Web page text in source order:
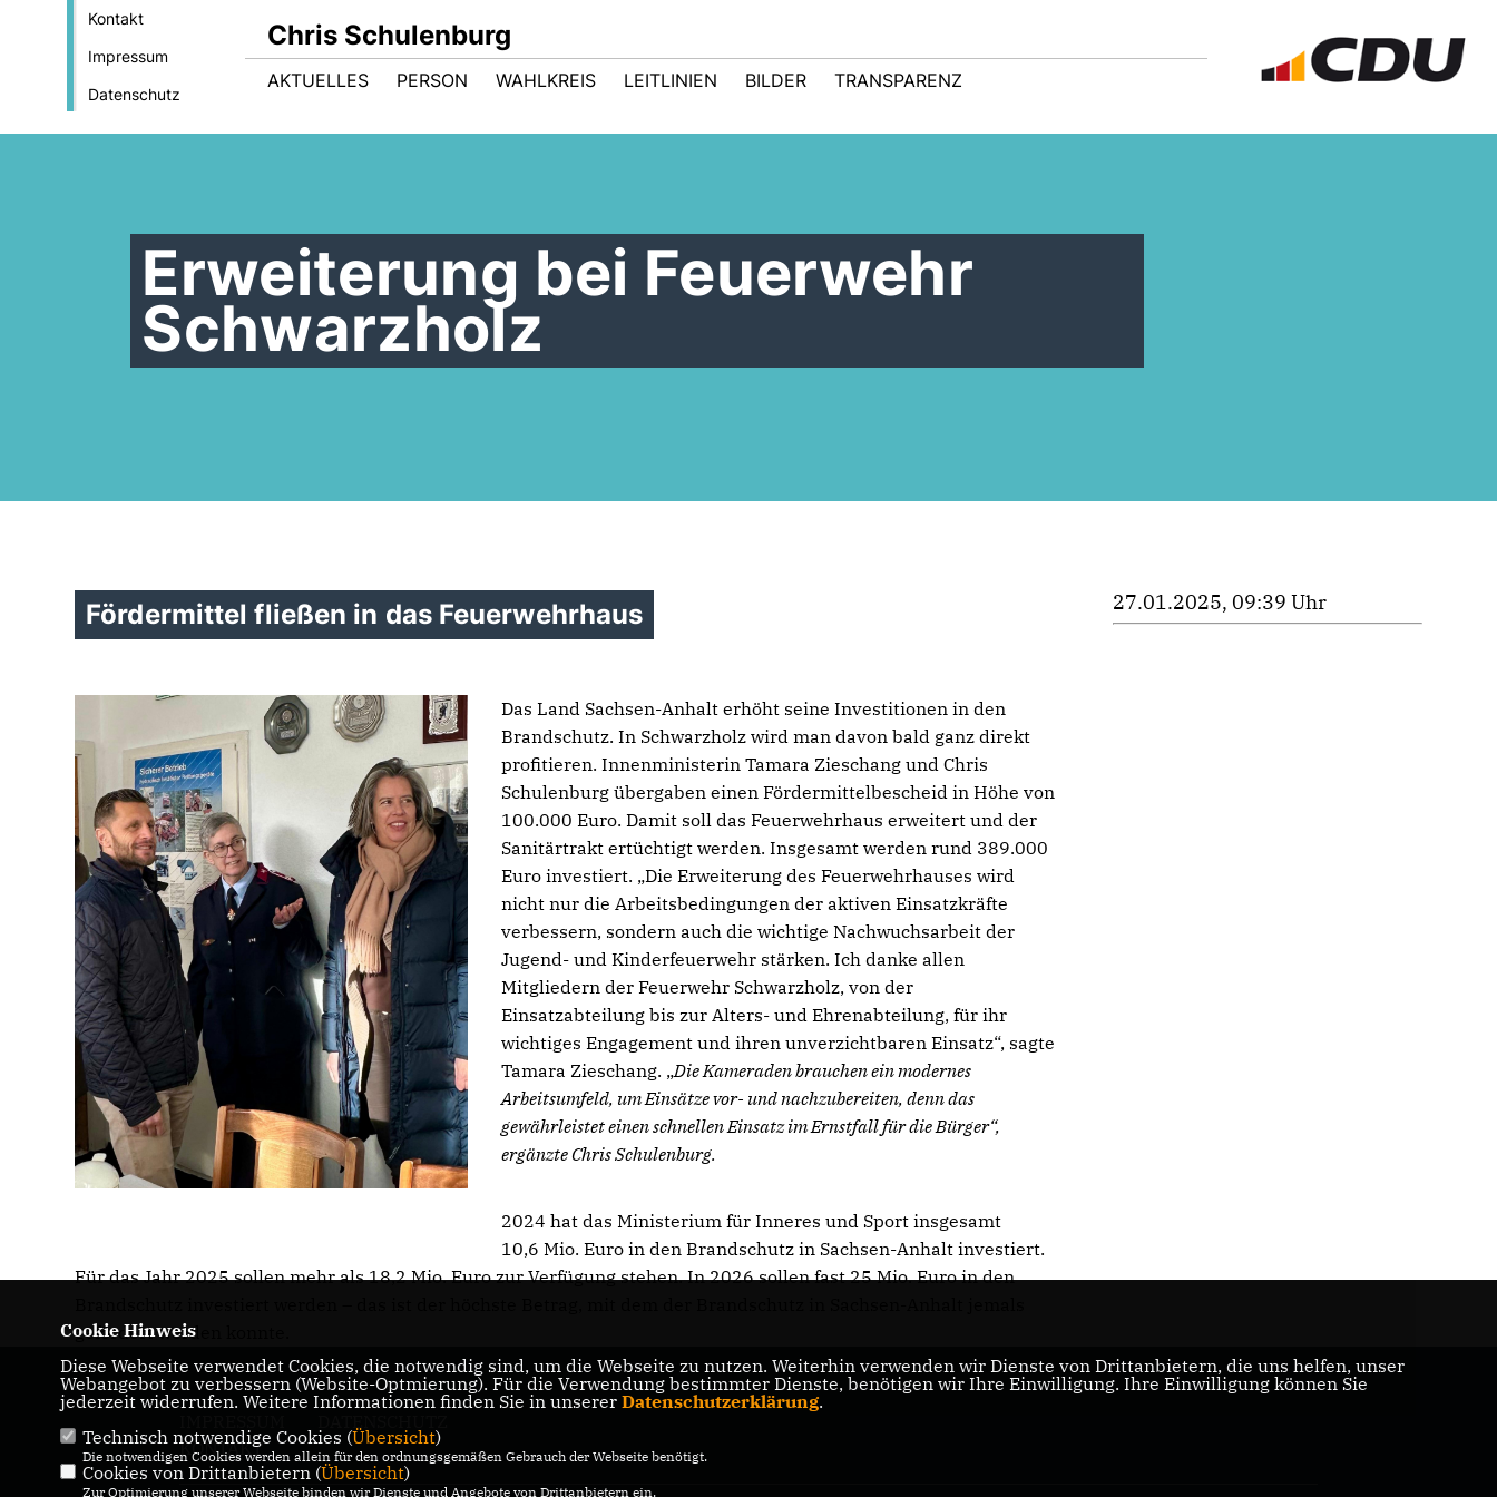
Kontakt
Impressum
Datenschutz
Chris Schulenburg
AKTUELLES PERSON WAHLKREIS LEITLINIEN BILDER TRANSPARENZ
Erweiterung bei Feuerwehr
Schwarzholz
Fördermittel fließen in das Feuerwehrhaus
Das Land Sachsen-Anhalt erhöht seine Investitionen in den
Brandschutz. In Schwarzholz wird man davon bald ganz direkt
profitieren. Innenministerin Tamara Zieschang und Chris
Schulenburg übergaben einen Fördermittelbescheid in Höhe von
100.000 Euro. Damit soll das Feuerwehrhaus erweitert und der
Sanitärtrakt ertüchtigt werden. Insgesamt werden rund 389.000
Euro investiert. „Die Erweiterung des Feuerwehrhauses wird
nicht nur die Arbeitsbedingungen der aktiven Einsatzkräfte
verbessern, sondern auch die wichtige Nachwuchsarbeit der
Jugend- und Kinderfeuerwehr stärken. Ich danke allen
Mitgliedern der Feuerwehr Schwarzholz, von der
Einsatzabteilung bis zur Alters- und Ehrenabteilung, für ihr
wichtiges Engagement und ihren unverzichtbaren Einsatz“, sagte
Tamara Zieschang.Die Kameraden brauchen ein modernes
Arbeitsumfeld, um Einsätze vor- und nachzubereiten, denn das
gewährleistet einen schnellen Einsatz im Ernstfall für die Bürger“,
ergänzte Chris Schulenburg.
2024 hat das Ministerium für Inneres und Sport insgesamt
10,6 Mio. Euro in den Brandschutz in Sachsen-Anhalt investiert.
Für das Jahr 2025 sollen mehr als 18,2 Mio. Euro zur Verfügung stehen. In 2026 sollen fast 25 Mio. Euro in den
gefördert werden konnte.
27.01.2025, 09:39 Uhr
KONTAKT
Cookie Hinweis
Diese Webseite verwendet Cookies, die notwendig sind, um die Webseite zu nutzen. Weiterhin verwenden wir Dienste von Drittanbietern, die uns helfen, unser
Webangebot zu verbessern (Website-Optmierung). Für die Verwendung bestimmter Dienste, benötigen wir Ihre Einwilligung. Ihre Einwilligung können Sie
jederzeit widerrufen. Weitere Informationen finden Sie in unserer Datenschutzerklärung.
Technisch notwendige Cookies (Übersicht)
Die notwendigen Cookies werden allein für den ordnungsgemäßen Gebrauch der Webseite benötigt.
Cookies von Drittanbietern (Übersicht)
Zur Optimierung unserer Webseite binden wir Dienste und Angebote von Drittanbietern ein.